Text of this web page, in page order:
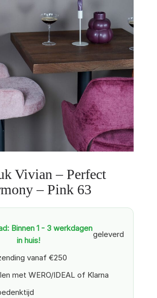
Vivian – Perfect
– Pink 63
Binnen 1 - 3 werkdagen
in huis!
geleverd
vanaf €250
met WERO/IDEAL of Klarna